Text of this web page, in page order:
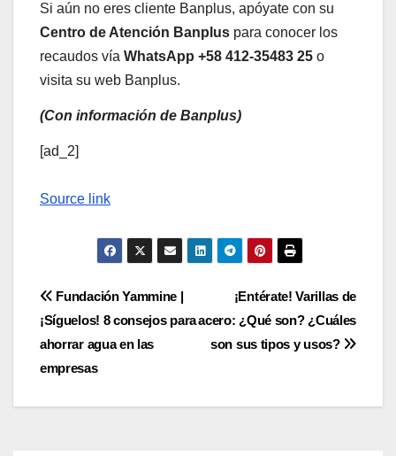
Si aún no eres cliente Banplus, apóyate con su
Centro de Atención Banplus para conocer los
recaudos vía WhatsApp +58 412-35483 25 o
visita su web Banplus.
(Con información de Banplus)
[ad_2]
Source link
Navegación
de
entradas
¡Entérate! Varillas de
acero: ¿Qué son? ¿Cuáles
son sus tipos y usos?
Fundación Yammine |
¡Síguelos! 8 consejos para
ahorrar agua en las
empresas